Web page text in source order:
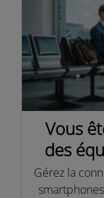
Vous
des
Gérez la